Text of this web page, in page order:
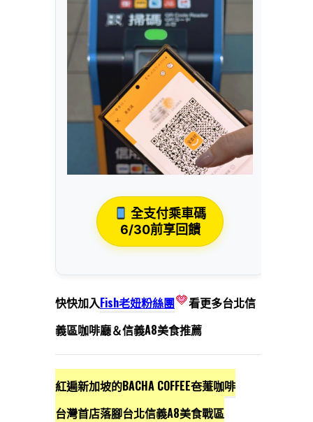
全支付乘車碼
6/30前享回饋
快快加入Fish老妞粉絲團
看更多台北信
義區咖啡廳＆信義A8美食推薦
紅遍新加坡的BACHA COFFEE夿萐咖啡
台灣首店落腳台北信義A8美食戰區